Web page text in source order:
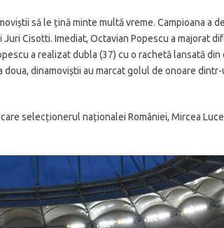
să le țină minte multă vreme. Campioana a
Cisotti. Imediat, Octavian Popescu a majorat
a realizat dubla (37) cu o rachetă lansată din
doua, dinamoviștii au marcat golul de onoare dintr-
selecționerul naționalei României, Mircea